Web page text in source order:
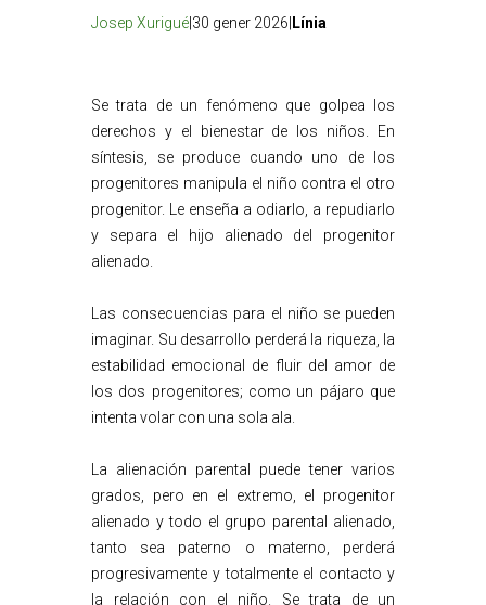
Josep Xurigué |30 gener 2026| Línia
Se trata de un fenómeno que golpea los
derechos y el bienestar de los niños. En
síntesis, se produce cuando uno de los
progenitores manipula el niño contra el otro
progenitor. Le enseña a odiarlo, a repudiarlo
y separa el hijo alienado del progenitor
alienado.
Las consecuencias para el niño se pueden
imaginar. Su desarrollo perderá la riqueza, la
estabilidad emocional de fluir del amor de
los dos progenitores; como un pájaro que
intenta volar con una sola ala.
La alienación parental puede tener varios
grados, pero en el extremo, el progenitor
alienado y todo el grupo parental alienado,
tanto sea paterno o materno, perderá
progresivamente y totalmente el contacto y
la relación con el niño. Se trata de un